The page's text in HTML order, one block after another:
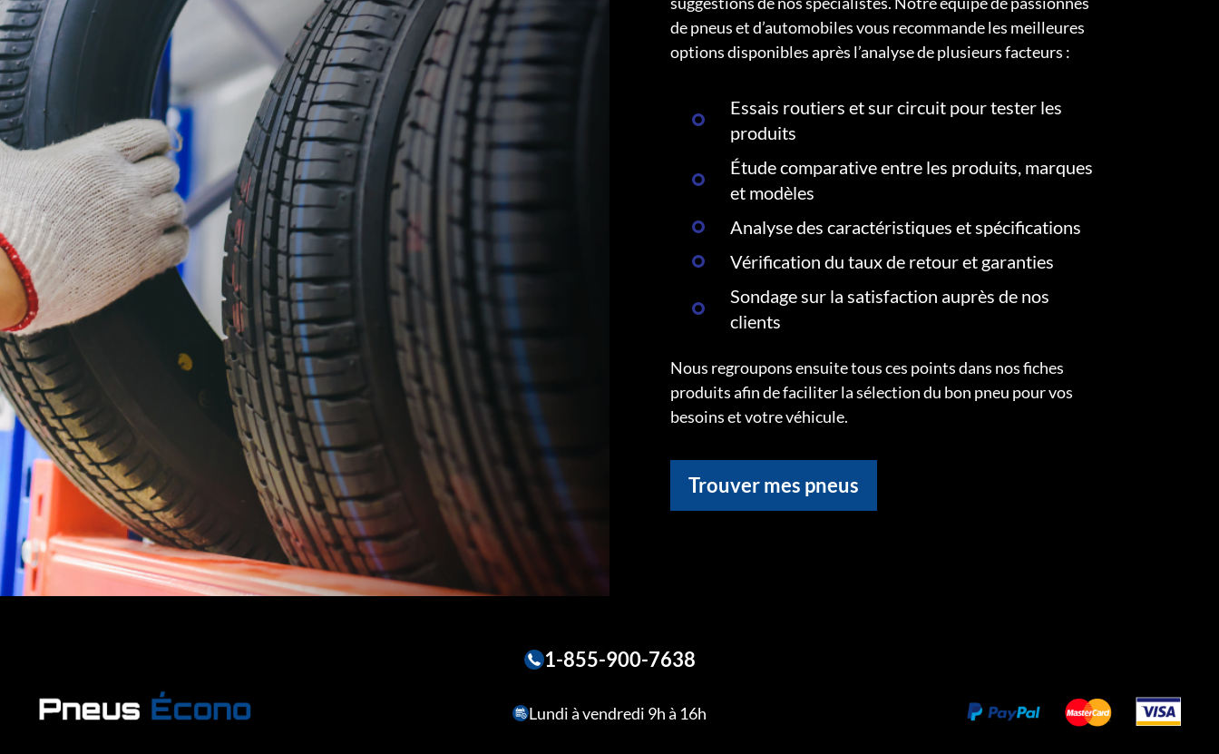
de pneus et d’automobiles vous recommande les meilleures
options disponibles après l’analyse de plusieurs facteurs :
Essais routiers et sur circuit pour tester les
produits
Étude comparative entre les produits, marques
et modèles
Analyse des caractéristiques et spécifications
Vérification du taux de retour et garanties
Sondage sur la satisfaction auprès de nos
clients
Nous regroupons ensuite tous ces points dans nos fiches
produits afin de faciliter la sélection du bon pneu pour vos
besoins et votre véhicule.
Trouver mes pneus
1-855-900-7638
Lundi à vendredi 9h à 16h